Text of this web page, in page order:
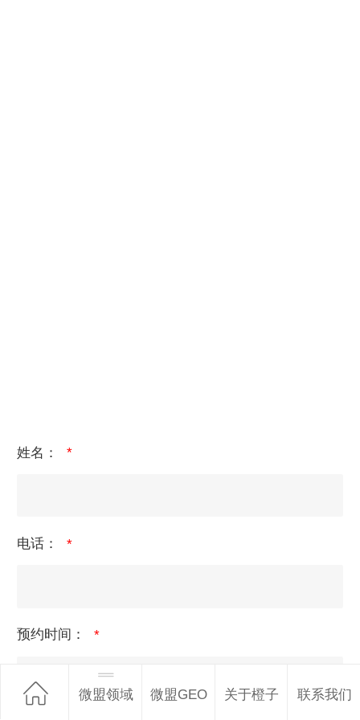
姓名：
电话：
预约时间：
微盟领域 微盟GEO 关于橙子 联系我们